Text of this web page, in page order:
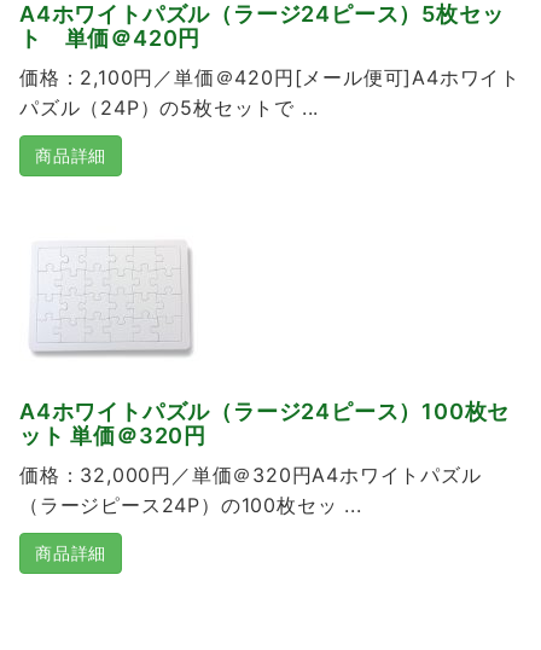
A4ホワイトパズル（ラージ24ピース）5枚セッ
ト 単価＠420円
価格：2,100円／単価＠420円[メール便可]A4ホワイト
パズル（24P）の5枚セットで ...
商品詳細
A4ホワイトパズル（ラージ24ピース）100枚セ
ット 単価＠320円
価格：32,000円／単価＠320円A4ホワイトパズル
（ラージピース24P）の100枚セッ ...
商品詳細